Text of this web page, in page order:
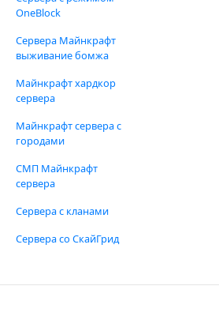
OneBlock
Сервера Майнкрафт
выживание бомжа
Майнкрафт хардкор
сервера
Майнкрафт сервера с
городами
СМП Майнкрафт
сервера
Сервера с кланами
Сервера со СкайГрид